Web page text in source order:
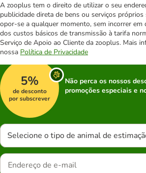
A zooplus tem o direito de utilizar o seu
publicidade direta de bens ou serviços
opor-se a qualquer momento, sem incorrer em
dos custos básicos de transmissão à tarifa
Serviço de Apoio ao Cliente da zooplus. Mais
nossa Política de Privacidade
5%
de desconto
por subscrever
Não perca os nossos
promoções especiais e
Selecione o tipo de animal de